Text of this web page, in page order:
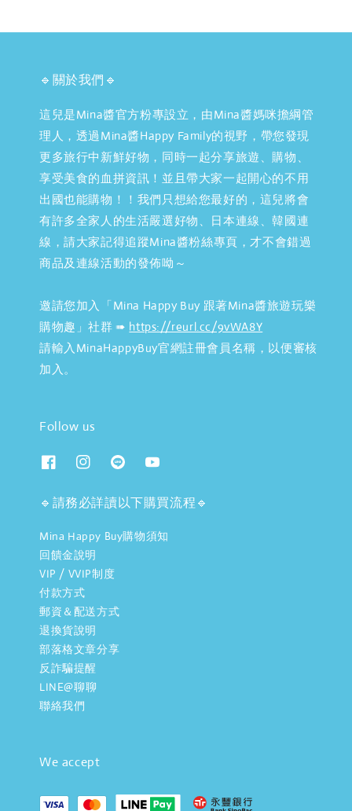
🔹關於我們🔹
這兒是Mina醬官方粉專設立，由Mina醬媽咪擔綱管
理人，透過Mina醬Happy Family的視野，帶您發現
更多旅行中新鮮好物，同時一起分享旅遊、購物、
享受美食的血拼資訊！並且帶大家一起開心的不用
出國也能購物！！我們只想給您最好的，這兒將會
有許多全家人的生活嚴選好物、日本連線、韓國連
線，請大家記得追蹤Mina醬粉絲專頁，才不會錯過
商品及連線活動的發佈呦～
邀請您加入「Mina Happy Buy 跟著Mina醬旅遊玩樂
購物趣」社群 ➠ https://reurl.cc/9vWA8Y
請輸入MinaHappyBuy官網註冊會員名稱，以便審核
加入。
Follow us
🔹請務必詳讀以下購買流程🔹
Mina Happy Buy購物須知
回饋金說明
VIP / VVIP制度
付款方式
郵資＆配送方式
退換貨說明
部落格文章分享
反詐騙提醒
LINE@聊聊
聯絡我們
We accept